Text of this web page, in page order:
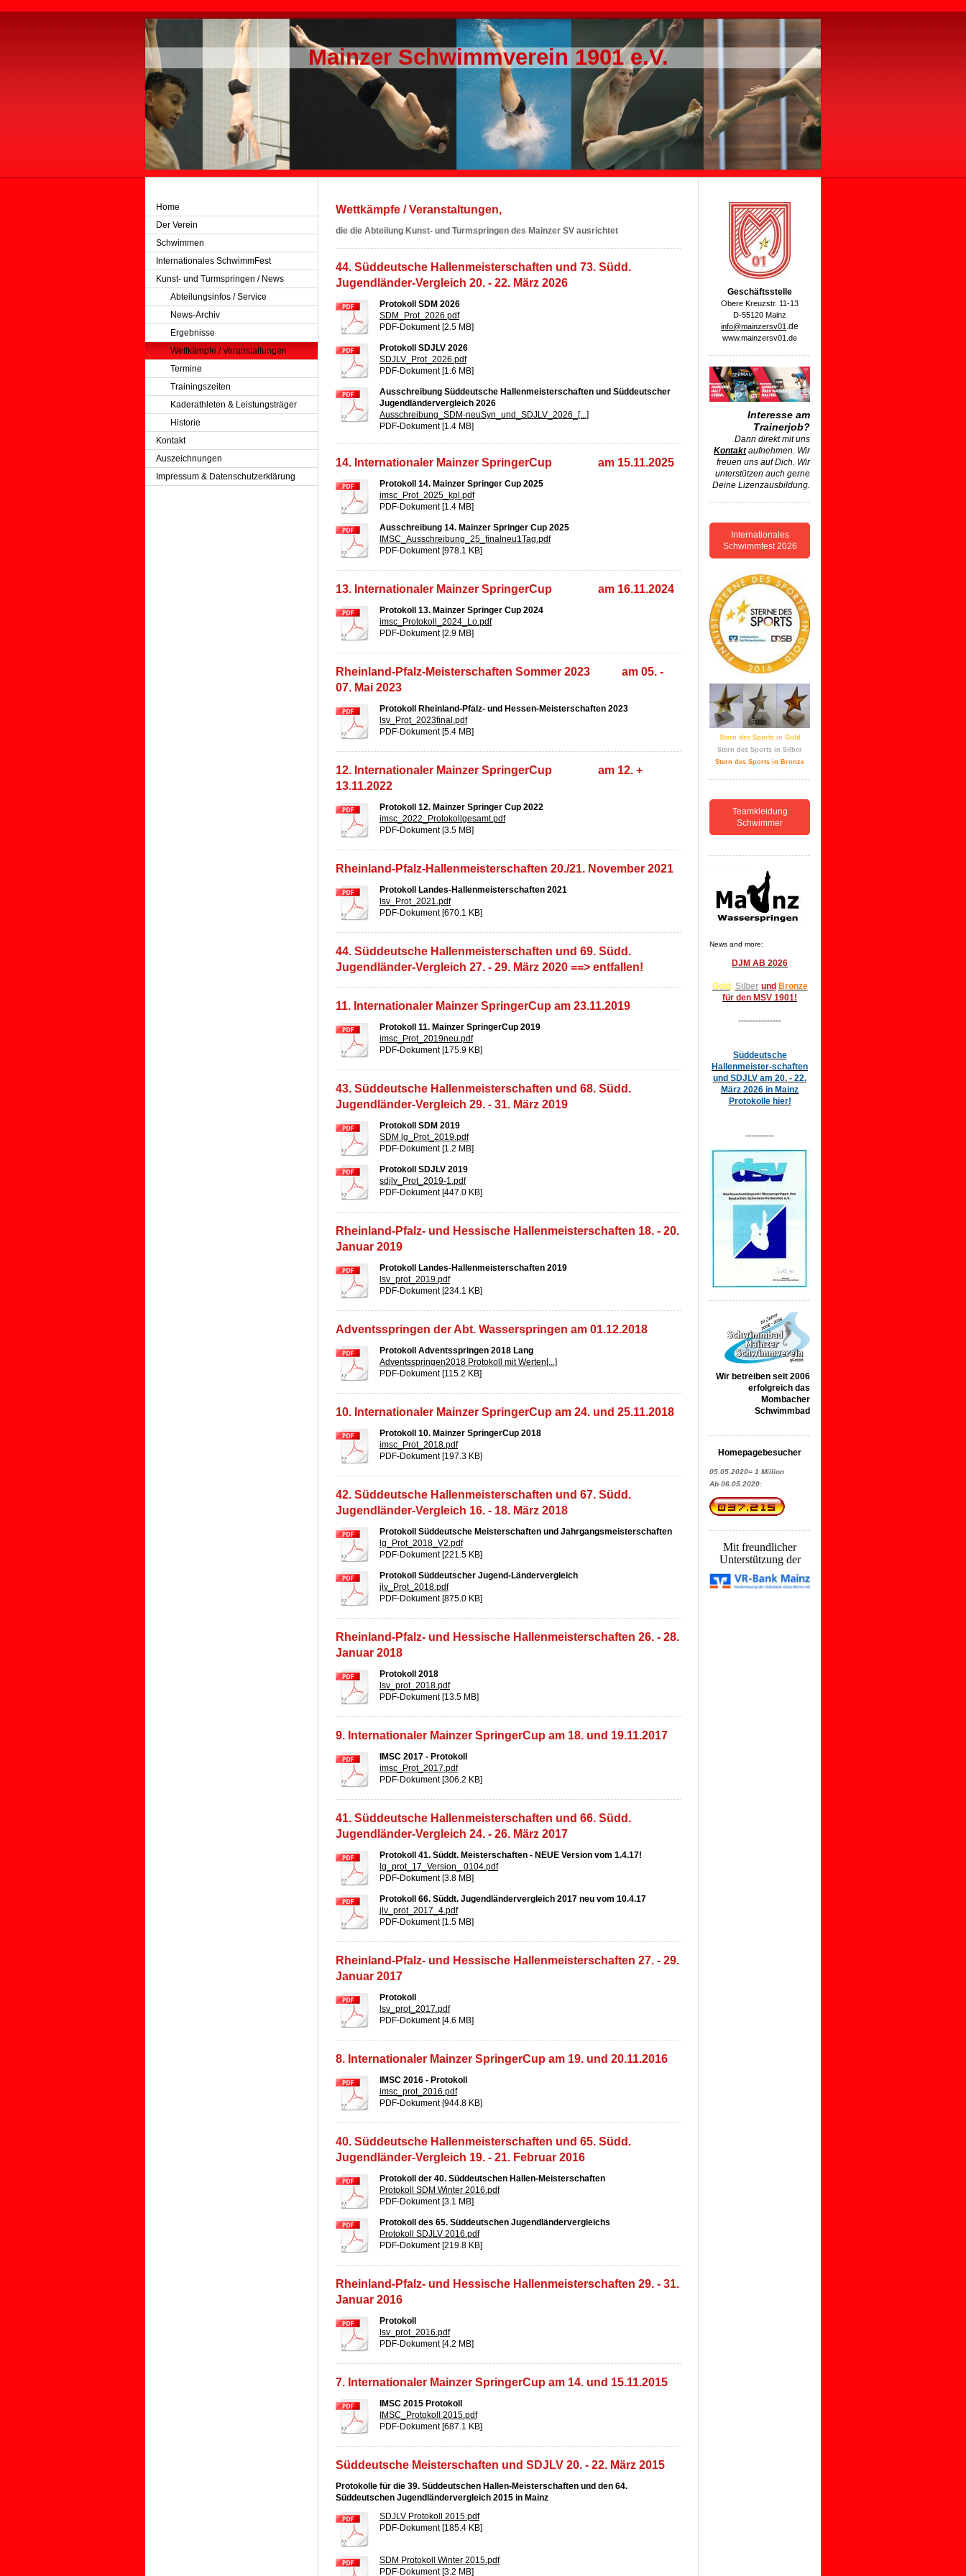
Mainzer Schwimmverein 1901 e.V.
Home
Der Verein
Schwimmen
Internationales SchwimmFest
Kunst- und Turmspringen / News
Abteilungsinfos / Service
News-Archiv
Ergebnisse
Wettkämpfe / Veranstaltungen
Termine
Trainingszeiten
Kaderathleten & Leistungsträger
Historie
Kontakt
Auszeichnungen
Impressum & Datenschutzerklärung
Wettkämpfe / Veranstaltungen,
die die Abteilung Kunst- und Turmspringen des Mainzer SV ausrichtet
44. Süddeutsche Hallenmeisterschaften und 73. Südd.
Jugendländer-Vergleich 20. - 22. März 2026
Protokoll SDM 2026
SDM_Prot_2026.pdf
PDF-Dokument [2.5 MB]
Protokoll SDJLV 2026
SDJLV_Prot_2026.pdf
PDF-Dokument [1.6 MB]
Ausschreibung Süddeutsche Hallenmeisterschaften und Süddeutscher
Jugendländervergleich 2026
Ausschreibung_SDM-neuSyn_und_SDJLV_2026_[...]
PDF-Dokument [1.4 MB]
14. Internationaler Mainzer SpringerCup am 15.11.2025
Protokoll 14. Mainzer Springer Cup 2025
imsc_Prot_2025_kpl.pdf
PDF-Dokument [1.4 MB]
Ausschreibung 14. Mainzer Springer Cup 2025
IMSC_Ausschreibung_25_finalneu1Tag.pdf
PDF-Dokument [978.1 KB]
13. Internationaler Mainzer SpringerCup am 16.11.2024
Protokoll 13. Mainzer Springer Cup 2024
imsc_Protokoll_2024_Lo.pdf
PDF-Dokument [2.9 MB]
Rheinland-Pfalz-Meisterschaften Sommer 2023 am 05. -
07. Mai 2023
Protokoll Rheinland-Pfalz- und Hessen-Meisterschaften 2023
lsv_Prot_2023final.pdf
PDF-Dokument [5.4 MB]
12. Internationaler Mainzer SpringerCup am 12. +
13.11.2022
Protokoll 12. Mainzer Springer Cup 2022
imsc_2022_Protokollgesamt.pdf
PDF-Dokument [3.5 MB]
Rheinland-Pfalz-Hallenmeisterschaften 20./21. November 2021
Protokoll Landes-Hallenmeisterschaften 2021
lsv_Prot_2021.pdf
PDF-Dokument [670.1 KB]
44. Süddeutsche Hallenmeisterschaften und 69. Südd.
Jugendländer-Vergleich 27. - 29. März 2020 ==> entfallen!
11. Internationaler Mainzer SpringerCup am 23.11.2019
Protokoll 11. Mainzer SpringerCup 2019
imsc_Prot_2019neu.pdf
PDF-Dokument [175.9 KB]
43. Süddeutsche Hallenmeisterschaften und 68. Südd.
Jugendländer-Vergleich 29. - 31. März 2019
Protokoll SDM 2019
SDM lg_Prot_2019.pdf
PDF-Dokument [1.2 MB]
Protokoll SDJLV 2019
sdjlv_Prot_2019-1.pdf
PDF-Dokument [447.0 KB]
Rheinland-Pfalz- und Hessische Hallenmeisterschaften 18. - 20.
Januar 2019
Protokoll Landes-Hallenmeisterschaften 2019
lsv_prot_2019.pdf
PDF-Dokument [234.1 KB]
Adventsspringen der Abt. Wasserspringen am 01.12.2018
Protokoll Adventsspringen 2018 Lang
Adventsspringen2018 Protokoll mit Werten[...]
PDF-Dokument [115.2 KB]
10. Internationaler Mainzer SpringerCup am 24. und 25.11.2018
Protokoll 10. Mainzer SpringerCup 2018
imsc_Prot_2018.pdf
PDF-Dokument [197.3 KB]
42. Süddeutsche Hallenmeisterschaften und 67. Südd.
Jugendländer-Vergleich 16. - 18. März 2018
Protokoll Süddeutsche Meisterschaften und Jahrgangsmeisterschaften
lg_Prot_2018_V2.pdf
PDF-Dokument [221.5 KB]
Protokoll Süddeutscher Jugend-Ländervergleich
jlv_Prot_2018.pdf
PDF-Dokument [875.0 KB]
Rheinland-Pfalz- und Hessische Hallenmeisterschaften 26. - 28.
Januar 2018
Protokoll 2018
lsv_prot_2018.pdf
PDF-Dokument [13.5 MB]
9. Internationaler Mainzer SpringerCup am 18. und 19.11.2017
IMSC 2017 - Protokoll
imsc_Prot_2017.pdf
PDF-Dokument [306.2 KB]
41. Süddeutsche Hallenmeisterschaften und 66. Südd.
Jugendländer-Vergleich 24. - 26. März 2017
Protokoll 41. Süddt. Meisterschaften - NEUE Version vom 1.4.17!
lg_prot_17_Version_ 0104.pdf
PDF-Dokument [3.8 MB]
Protokoll 66. Süddt. Jugendländervergleich 2017 neu vom 10.4.17
jlv_prot_2017_4.pdf
PDF-Dokument [1.5 MB]
Rheinland-Pfalz- und Hessische Hallenmeisterschaften 27. - 29.
Januar 2017
Protokoll
lsv_prot_2017.pdf
PDF-Dokument [4.6 MB]
8. Internationaler Mainzer SpringerCup am 19. und 20.11.2016
IMSC 2016 - Protokoll
imsc_prot_2016.pdf
PDF-Dokument [944.8 KB]
40. Süddeutsche Hallenmeisterschaften und 65. Südd.
Jugendländer-Vergleich 19. - 21. Februar 2016
Protokoll der 40. Süddeutschen Hallen-Meisterschaften
Protokoll SDM Winter 2016.pdf
PDF-Dokument [3.1 MB]
Protokoll des 65. Süddeutschen Jugendländervergleichs
Protokoll SDJLV 2016.pdf
PDF-Dokument [219.8 KB]
Rheinland-Pfalz- und Hessische Hallenmeisterschaften 29. - 31.
Januar 2016
Protokoll
lsv_prot_2016.pdf
PDF-Dokument [4.2 MB]
7. Internationaler Mainzer SpringerCup am 14. und 15.11.2015
IMSC 2015 Protokoll
IMSC_Protokoll 2015.pdf
PDF-Dokument [687.1 KB]
Süddeutsche Meisterschaften und SDJLV 20. - 22. März 2015
Protokolle für die 39. Süddeutschen Hallen-Meisterschaften und den 64.
Süddeutschen Jugendländervergleich 2015 in Mainz
SDJLV Protokoll 2015.pdf
PDF-Dokument [185.4 KB]
SDM Protokoll Winter 2015.pdf
PDF-Dokument [3.2 MB]
Geschäftsstelle
Obere Kreuzstr. 11-13
D-55120 Mainz
info@mainzersv01 .de
www.mainzersv01.de
Interesse am
Trainerjob?
Dann direkt mit uns
Kontaktaufnehmen. Wir
freuen uns auf Dich. Wir
unterstützen auch gerne
Deine Lizenzausbildung.
Internationales
Schwimmfest 2026
Stern des Sports in Gold
Stern des Sports in Silber
Stern des Sports in Bronze
Teamkleidung
Schwimmer
News and more:
DJM AB 2026
Gold, Silber und Bronze
für den MSV 1901!
---------------
Süddeutsche
Hallenmeister-schaften
und SDJLV am 20. - 22.
März 2026 in Mainz
Protokolle hier!
----------
Wir betreiben seit 2006
erfolgreich das
Mombacher
Schwimmbad
Homepagebesucher
05.05.2020= 1 Miilion
Ab 06.05.2020:
Mit freundlicher
Unterstützung der